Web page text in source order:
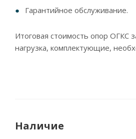
Гарантийное обслуживание.
Итоговая стоимость опор ОГКС
нагрузка, комплектующие,
Наличие